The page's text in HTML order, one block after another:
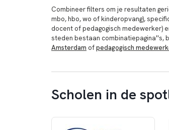
Combineer filters om je resultaten
mbo, hbo, wo of kinderopvang),
docent of pedagogisch medewerker)
steden bestaan combinatiepagina''s,
Amsterdam ofpedagogisch
Scholen in de